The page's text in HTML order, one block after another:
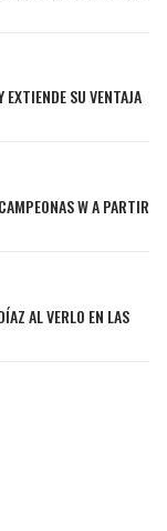
SU VENTAJA
W A PARTIR
AL VERLO EN LAS